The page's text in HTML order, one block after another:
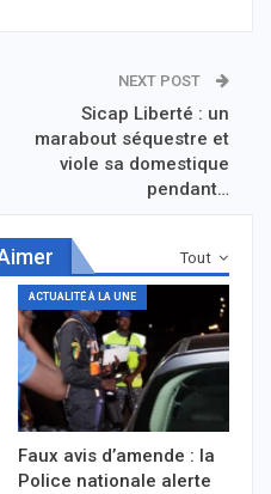
NEXT POST
Sicap Liberté : un
marabout séquestre et
viole sa domestique
pendant…
Tout
ACTUALITÉ À LA UNE
Faux avis d’amende : la
Police nationale alerte